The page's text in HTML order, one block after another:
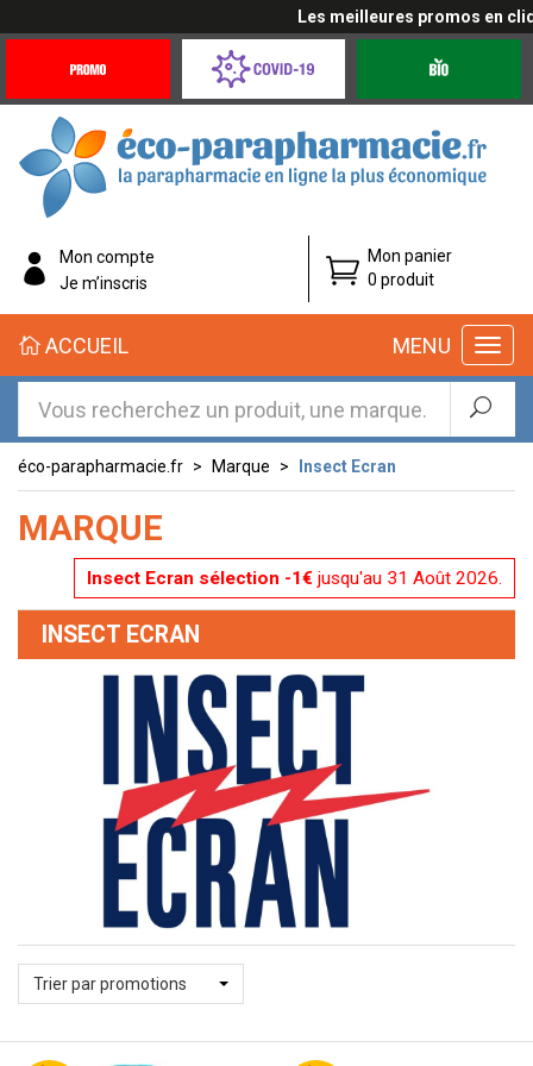
Les meilleures promos en
Offres
Coronavirus
éco-
parapharmacie.fr
éco-
parapharmacie.fr
Mon compte
Je m’inscris
Mon panier
0 produit
MENU
ACCUEIL
éco-parapharmacie.fr Marque Insect Ecran
MARQUE
Insect Ecran sélection -1€ jusqu'au 31 Août 2026.
INSECT ECRAN
Trier par promotions